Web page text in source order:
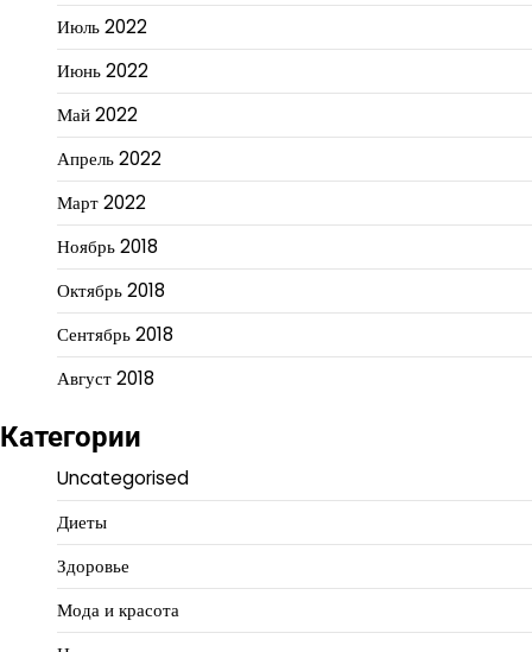
Июль 2022
Июнь 2022
Май 2022
Апрель 2022
Март 2022
Ноябрь 2018
Октябрь 2018
Сентябрь 2018
Август 2018
Категории
Uncategorised
Диеты
Здоровье
Мода и красота